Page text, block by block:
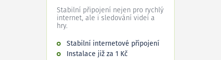
Stabilní připojení nejen pro rychlý
internet, ale i sledování videí a
hry.
Stabilní internetové připojení
Instalace již za 1 Kč